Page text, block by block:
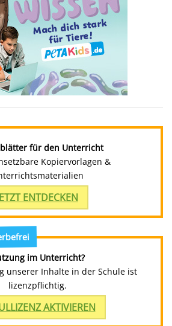
für den Unterricht
Kopiervorlagen &
ENTDECKEN
im Unterricht?
unserer Inhalte in der Schule ist
lizenzpflichtig.
AKTIVIEREN